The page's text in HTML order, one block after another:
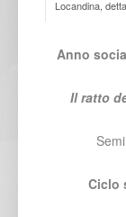
Locandina,
Anno
Il ratto
Ciclo